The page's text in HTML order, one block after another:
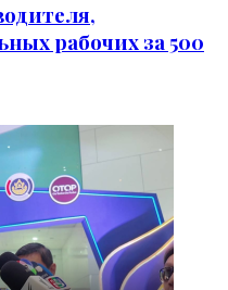
рабочих за 500